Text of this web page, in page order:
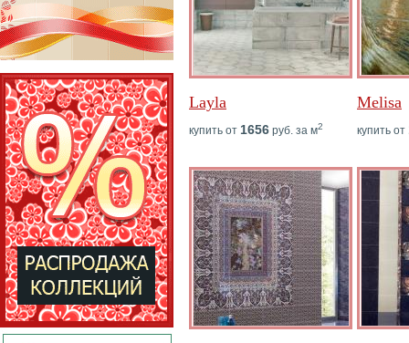
Layla
купить от 1656 руб. за м2
Melisa
купить от